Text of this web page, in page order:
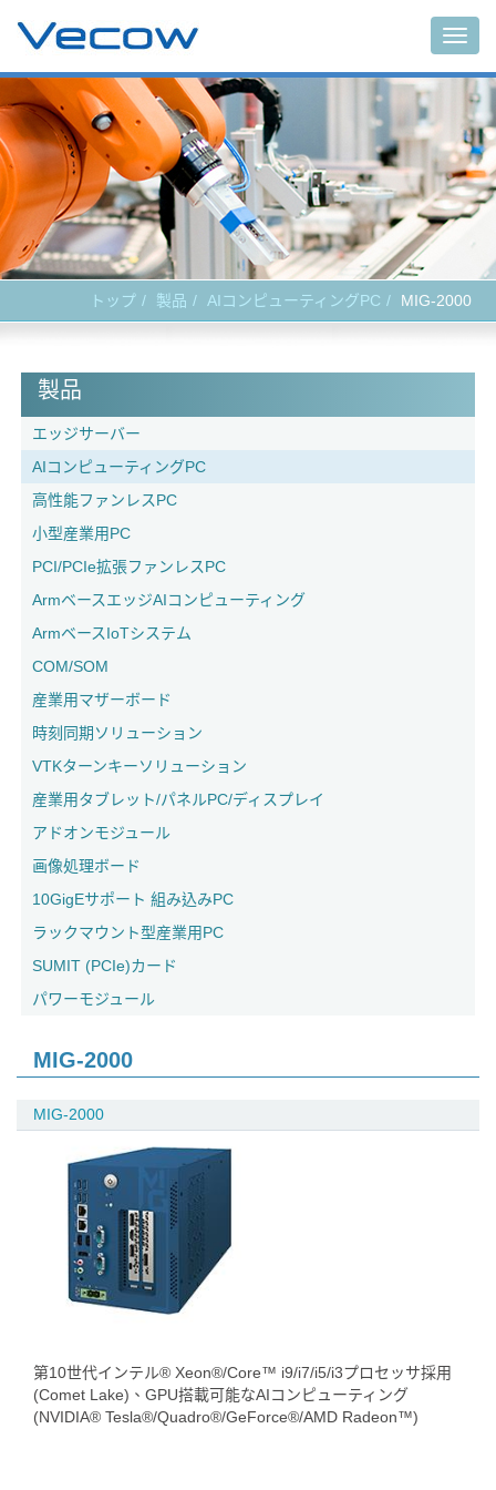
トップ 製品 AIコンピューティングPC MIG-2000
製品
エッジサーバー
AIコンピューティングPC
高性能ファンレスPC
小型産業用PC
PCI/PCIe拡張ファンレスPC
ArmベースエッジAIコンピューティング
ArmベースIoTシステム
COM/SOM
産業用マザーボード
時刻同期ソリューション
VTKターンキーソリューション
産業用タブレット/パネルPC/ディスプレイ
アドオンモジュール
画像処理ボード
10GigEサポート 組み込みPC
ラックマウント型産業用PC
SUMIT (PCIe)カード
パワーモジュール
MIG-2000
MIG-2000
第10世代インテル® Xeon®/Core™ i9/i7/i5/i3プロセッサ採用
(Comet Lake)、GPU搭載可能なAIコンピューティング
(NVIDIA® Tesla®/Quadro®/GeForce®/AMD Radeon™)